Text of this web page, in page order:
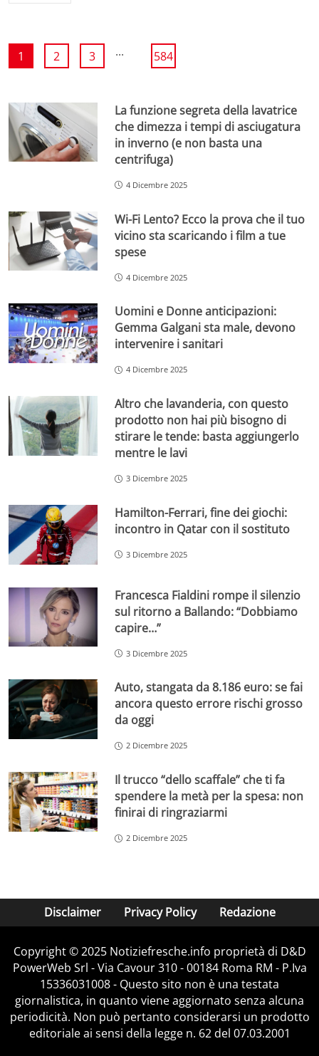
1 2 3 ... 584
La funzione segreta della lavatrice
che dimezza i tempi di asciugatura
in inverno (e non basta una
centrifuga)
4 Dicembre 2025
Wi-Fi Lento? Ecco la prova che il tuo
vicino sta scaricando i film a tue
spese
4 Dicembre 2025
Uomini e Donne anticipazioni:
Gemma Galgani sta male, devono
intervenire i sanitari
4 Dicembre 2025
Altro che lavanderia, con questo
prodotto non hai più bisogno di
stirare le tende: basta aggiungerlo
mentre le lavi
3 Dicembre 2025
Hamilton-Ferrari, fine dei giochi:
incontro in Qatar con il sostituto
3 Dicembre 2025
Francesca Fialdini rompe il silenzio
sul ritorno a Ballando: “Dobbiamo
capire…”
3 Dicembre 2025
Auto, stangata da 8.186 euro: se fai
ancora questo errore rischi grosso
da oggi
2 Dicembre 2025
Il trucco “dello scaffale” che ti fa
spendere la metà per la spesa: non
finirai di ringraziarmi
2 Dicembre 2025
Disclaimer Privacy Policy Redazione
Copyright © 2025 Notiziefresche.info proprietà di D&D
PowerWeb Srl - Via Cavour 310 - 00184 Roma RM - P.Iva
15336031008 - Questo sito non è una testata
giornalistica, in quanto viene aggiornato senza alcuna
periodicità. Non può pertanto considerarsi un prodotto
editoriale ai sensi della legge n. 62 del 07.03.2001